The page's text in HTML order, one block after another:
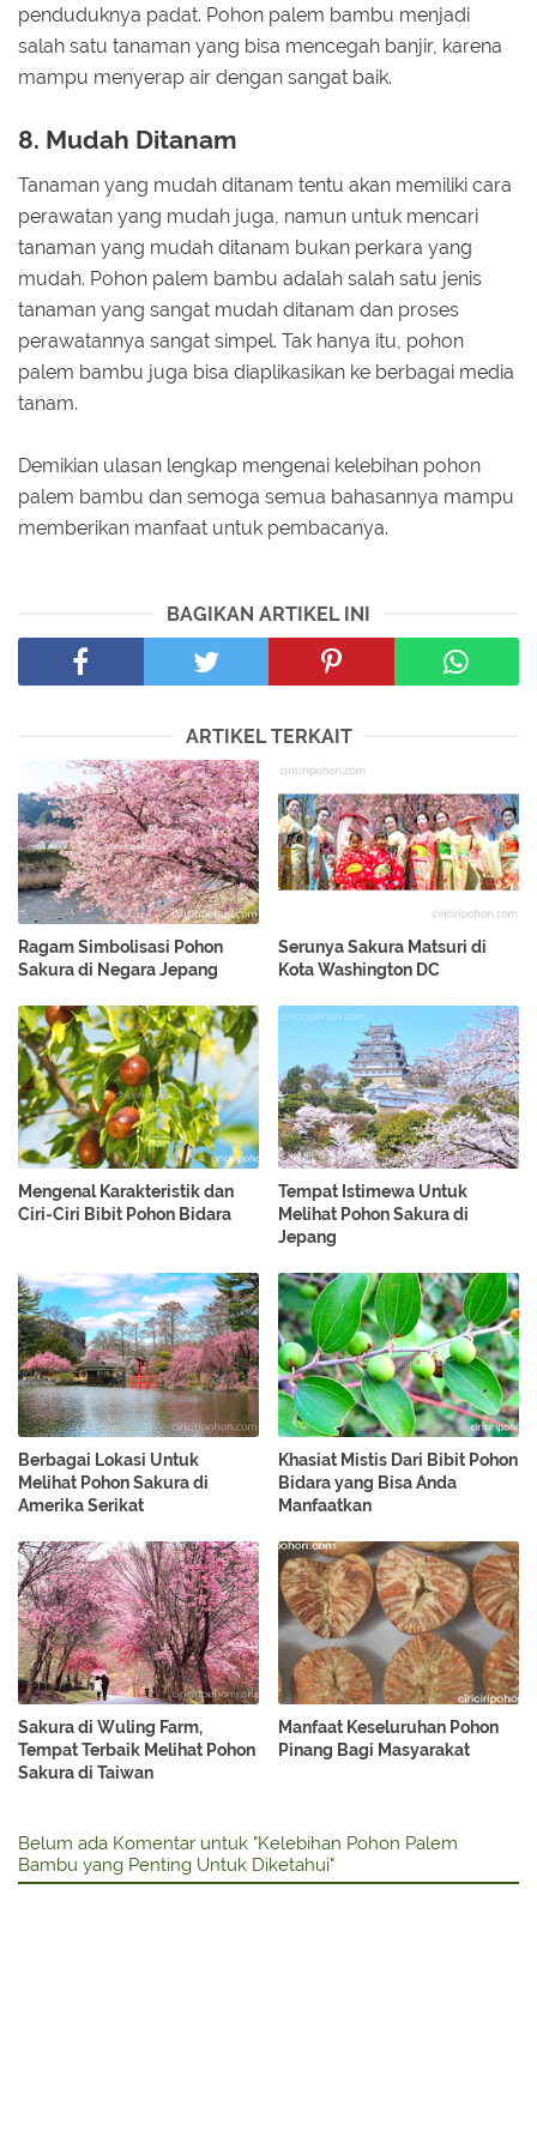
penduduknya padat. Pohon palem bambu menjadi
salah satu tanaman yang bisa mencegah banjir, karena
mampu menyerap air dengan sangat baik.
8. Mudah Ditanam
Tanaman yang mudah ditanam tentu akan memiliki cara
perawatan yang mudah juga, namun untuk mencari
tanaman yang mudah ditanam bukan perkara yang
mudah. Pohon palem bambu adalah salah satu jenis
tanaman yang sangat mudah ditanam dan proses
perawatannya sangat simpel. Tak hanya itu, pohon
palem bambu juga bisa diaplikasikan ke berbagai media
tanam.
Demikian ulasan lengkap mengenai kelebihan pohon
palem bambu dan semoga semua bahasannya mampu
memberikan manfaat untuk pembacanya.
BAGIKAN ARTIKEL INI
ARTIKEL TERKAIT
Ragam Simbolisasi Pohon
Sakura di Negara Jepang
Serunya Sakura Matsuri di
Kota Washington DC
Mengenal Karakteristik dan
Ciri-Ciri Bibit Pohon Bidara
Tempat Istimewa Untuk
Melihat Pohon Sakura di
Jepang
Berbagai Lokasi Untuk
Melihat Pohon Sakura di
Amerika Serikat
Khasiat Mistis Dari Bibit Pohon
Bidara yang Bisa Anda
Manfaatkan
Sakura di Wuling Farm,
Tempat Terbaik Melihat Pohon
Sakura di Taiwan
Manfaat Keseluruhan Pohon
Pinang Bagi Masyarakat
Belum ada Komentar untuk "Kelebihan Pohon Palem
Bambu yang Penting Untuk Diketahui"